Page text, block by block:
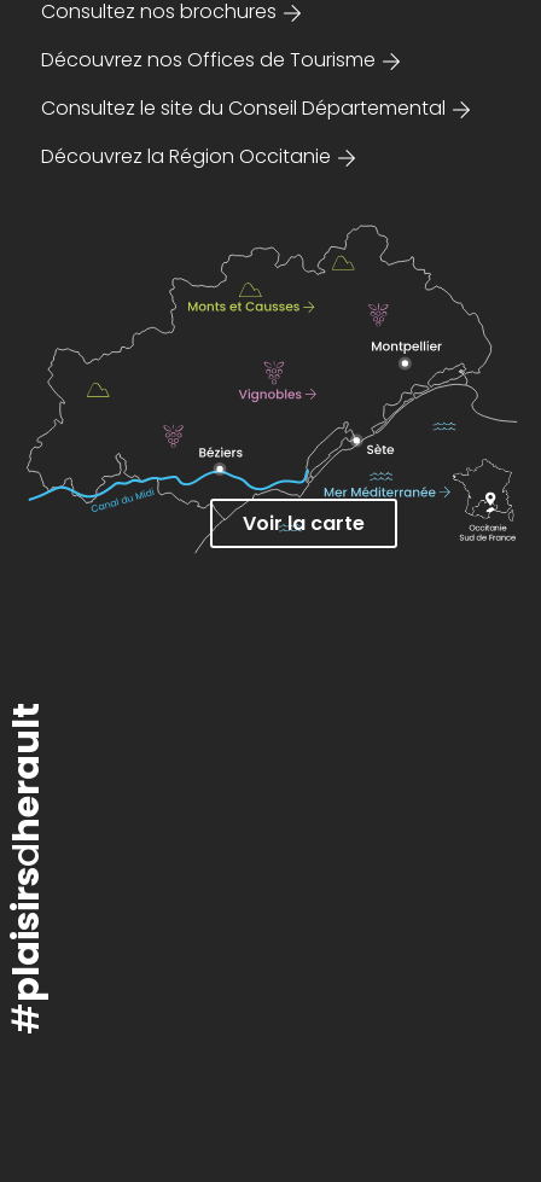
Consultez nos brochures
Découvrez nos Offices de Tourisme
Consultez le site du Conseil Départemental
Découvrez la Région Occitanie
Voir la carte
#
plaisirs
d
herault